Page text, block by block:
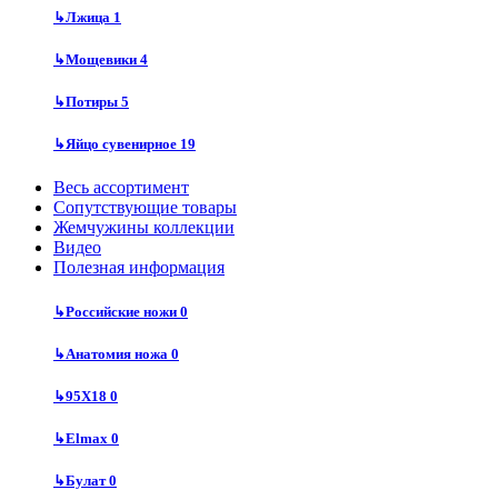
↳Лжица 1
↳Мощевики 4
↳Потиры 5
↳Яйцо сувенирное 19
Весь ассортимент
Сопутствующие товары
Жемчужины коллекции
Видео
Полезная информация
↳Российские ножи 0
↳Анатомия ножа 0
↳95Х18 0
↳Elmax 0
↳Булат0